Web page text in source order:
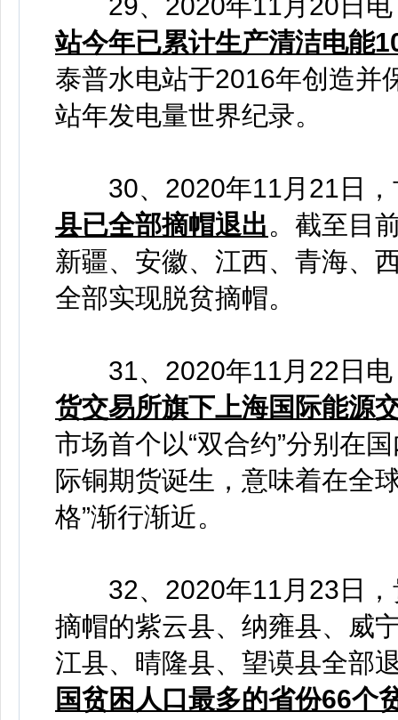
站今年已累计生产清洁电能
泰普水电站于2016年创造并
站年发电量世界纪录。
30、2020年11月21日，
县已全部摘帽退出。截至目
新疆、安徽、江西、青海、
全部实现脱贫摘帽。
31、2020年11月22日电
货交易所旗下上海国际能源
市场首个以“双合约”分别在
际铜期货诞生，意味着在全
格”渐行渐近。
32、2020年11月23日，
摘帽的紫云县、纳雍县、威
江县、晴隆县、望谟县全部
国贫困人口最多的省份66个